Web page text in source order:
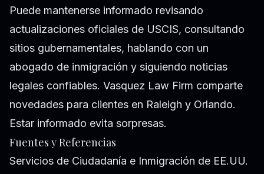
Puede mantenerse informado revisando
actualizaciones oficiales de USCIS, consultando
sitios gubernamentales, hablando con un
abogado de inmigración y siguiendo noticias
legales confiables. Vasquez Law Firm comparte
novedades para clientes en Raleigh y Orlando.
Estar informado evita sorpresas.
Fuentes y Referencias
Servicios de Ciudadanía e Inmigración de EE.UU.